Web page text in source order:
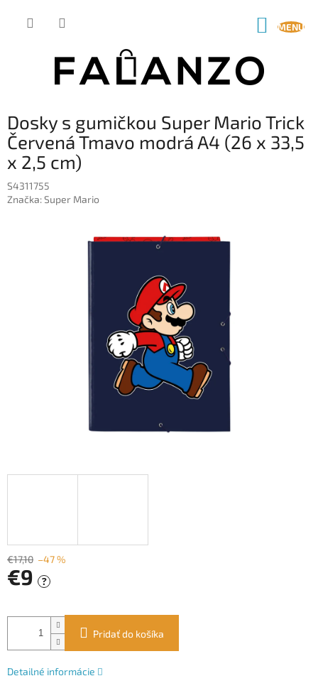
Dosky s gumičkou Super Mario Trick
Červená Tmavo modrá A4 (26 x 33,5
x 2,5 cm)
S4311755
Značka:Super Mario
€17,10 –47 %
€9 ?
cena:
Pridať do košíka
Detailné informácie